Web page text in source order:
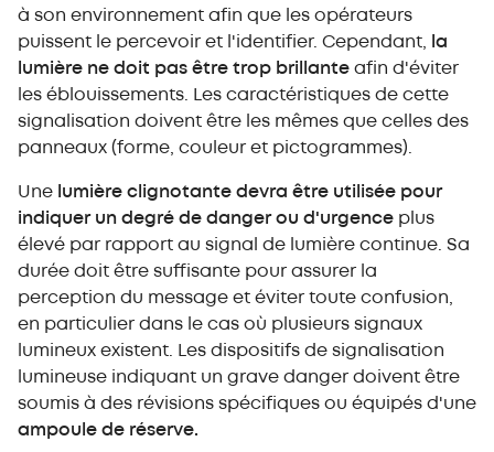
à son environnement afin que les opérateurs
puissent le percevoir et l'identifier. Cependant, la
lumière ne doit pas être trop brillante afin d'éviter
les éblouissements. Les caractéristiques de cette
signalisation doivent être les mêmes que celles des
panneaux (forme, couleur et pictogrammes).
Une lumière clignotante devra être utilisée pour
indiquer un degré de danger ou d'urgence plus
élevé par rapport au signal de lumière continue. Sa
durée doit être suffisante pour assurer la
perception du message et éviter toute confusion,
en particulier dans le cas où plusieurs signaux
lumineux existent. Les dispositifs de signalisation
lumineuse indiquant un grave danger doivent être
soumis à des révisions spécifiques ou équipés d'une
ampoule de réserve.